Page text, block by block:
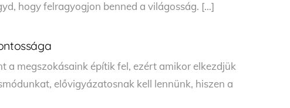
hogy felragyogjon benned a világosság. […]
a megszokásaink építik fel, ezért amikor elkezdjük
elővigyázatosnak kell lennünk, hiszen a